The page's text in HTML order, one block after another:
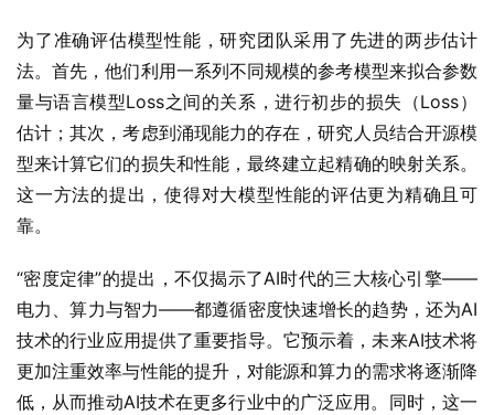
为了准确评估模型性能，研究团队采用了先进的两步估计
法。首先，他们利用一系列不同规模的参考模型来拟合参数
量与语言模型Loss之间的关系，进行初步的损失（Loss）
估计；其次，考虑到涌现能力的存在，研究人员结合开源模
型来计算它们的损失和性能，最终建立起精确的映射关系。
这一方法的提出，使得对大模型性能的评估更为精确且可
靠。
“密度定律”的提出，不仅揭示了AI时代的三大核心引擎——
电力、算力与智力——都遵循密度快速增长的趋势，还为AI
技术的行业应用提供了重要指导。它预示着，未来AI技术将
更加注重效率与性能的提升，对能源和算力的需求将逐渐降
低，从而推动AI技术在更多行业中的广泛应用。同时，这一